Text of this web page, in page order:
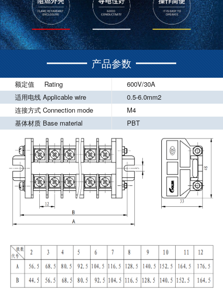
产品参数
额定值 Rating
600V/30A
适用电线 Applicable wire
0.5-6.0mm2
连接方式 Connection mode
M4
基体材质 Base material
PBT